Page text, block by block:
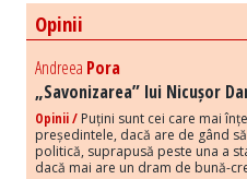
Opinii
Andreea Pora
„Savonizarea” lui Nicușor
Opinii / Puțini sunt cei care mai
președintele, dacă are de gând
politică, suprapusă peste una a
dacă mai are un dram de bună-